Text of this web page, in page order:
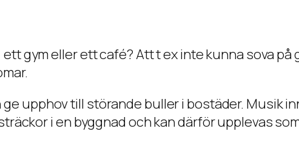
gym eller ett café? Att t ex inte kunna sova
upphov till störande buller i bostäder. Musik
i en byggnad och kan därför upplevas